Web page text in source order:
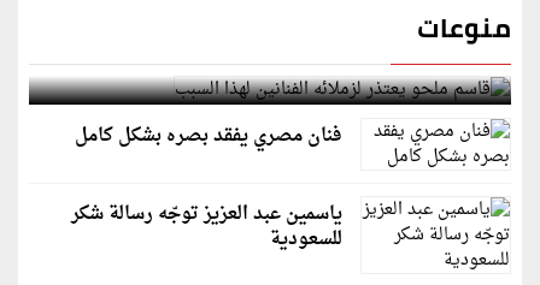
منوعات
قاسم ملحو يعتذر لزملائه الفنانين لهذا السبب
فنان مصري يفقد بصره بشكل كامل
ياسمين عبد العزيز توجّه رسالة شكر
للسعودية